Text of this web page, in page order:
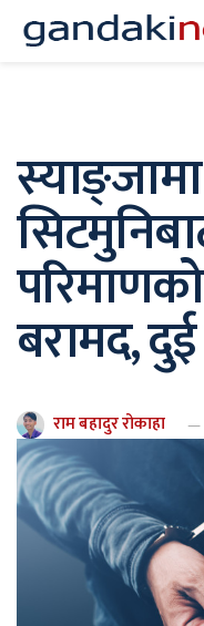
बरामद,
राम बहादुर रोकाहा